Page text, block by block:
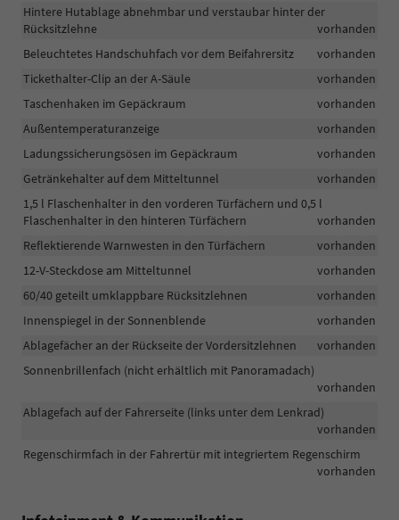
Hintere Hutablage abnehmbar und verstaubar hinter der
Rücksitzlehne
vorhanden
Beleuchtetes Handschuhfach vor dem Beifahrersitz
vorhanden
Tickethalter-Clip an der A-Säule
vorhanden
Taschenhaken im Gepäckraum
vorhanden
Außentemperaturanzeige
vorhanden
Ladungssicherungsösen im Gepäckraum
vorhanden
Getränkehalter auf dem Mitteltunnel
vorhanden
1,5 l Flaschenhalter in den vorderen Türfächern und 0,5 l
Flaschenhalter in den hinteren Türfächern
vorhanden
Reflektierende Warnwesten in den Türfächern
vorhanden
12-V-Steckdose am Mitteltunnel
vorhanden
60/40 geteilt umklappbare Rücksitzlehnen
vorhanden
Innenspiegel in der Sonnenblende
vorhanden
Ablagefächer an der Rückseite der Vordersitzlehnen
vorhanden
Sonnenbrillenfach (nicht erhältlich mit Panoramadach)
vorhanden
Ablagefach auf der Fahrerseite (links unter dem Lenkrad)
vorhanden
Regenschirmfach in der Fahrertür mit integriertem Regenschirm
vorhanden